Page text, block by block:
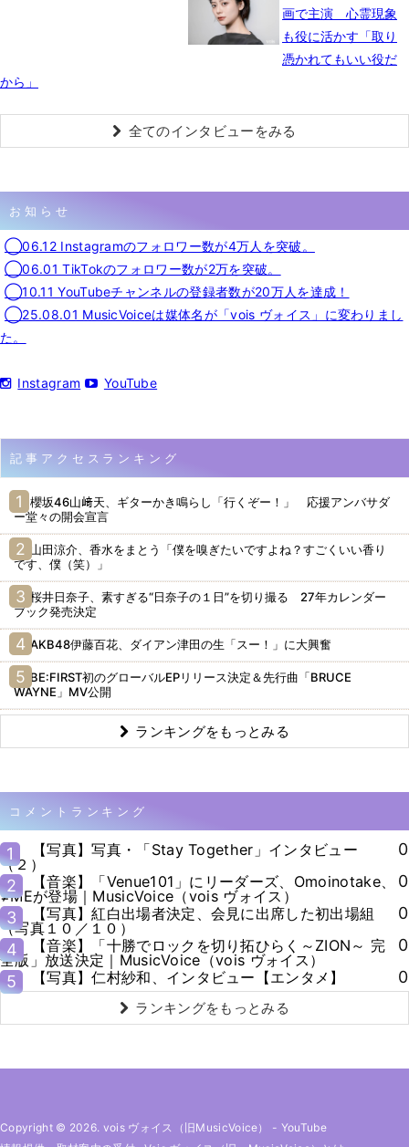
画で主演 心霊現象
も役に活かす「取り
憑かれてもいい役だ
から」
全てのインタビューをみる
お知らせ
◯06.12 Instagramのフォロワー数が4万人を突破。
◯06.01 TikTokのフォロワー数が2万を突破。
◯10.11 YouTubeチャンネルの登録者数が20万人を達成！
◯25.08.01 MusicVoiceは媒体名が「vois ヴォイス」に変わりまし
た。
Instagram YouTube
記事アクセスランキング
櫻坂46山﨑天、ギターかき鳴らし「行くぞー！」 応援アンバサダ
ー堂々の開会宣言
山田涼介、香水をまとう「僕を嗅ぎたいですよね？すごくいい香り
です、僕（笑）」
桜井日奈子、素すぎる“日奈子の１日”を切り撮る 27年カレンダー
ブック発売決定
AKB48伊藤百花、ダイアン津田の生「スー！」に大興奮
BE:FIRST初のグローバルEPリリース決定＆先行曲「BRUCE
WAYNE」MV公開
ランキングをもっとみる
コメントランキング
1
【写真】写真・「Stay Together」インタビュー
（２）
0
2
【音楽】「Venue101」にリーダーズ、Omoinotake、
≠MEが登場｜MusicVoice（vois ヴォイス）
0
3
【写真】紅白出場者決定、会見に出席した初出場組
（写真１０／１０）
0
4
【音楽】「十勝でロックを切り拓ひらく～ZION～ 完
全版」放送決定｜MusicVoice（vois ヴォイス）
0
5
【写真】仁村紗和、インタビュー【エンタメ】 0
ランキングをもっとみる
Copyright © 2026. vois ヴォイス（旧MusicVoice） - YouTube